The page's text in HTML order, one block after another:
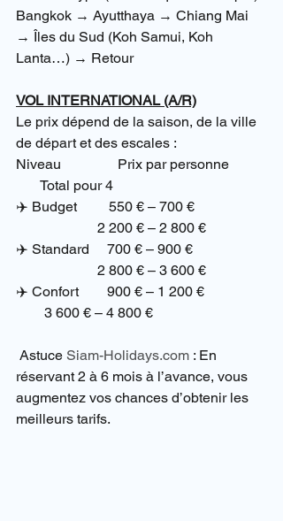
Bangkok → Ayutthaya → Chiang Mai
→ Îles du Sud (Koh Samui, Koh
Lanta…) → Retour
VOL INTERNATIONAL (A/R)
Le prix dépend de la saison, de la ville
de départ et des escales :
Niveau                Prix par personne
Total pour 4
✈️ Budget         550 € – 700 €
2 200 € – 2 800 €
✈️ Standard     700 € – 900 €
2 800 € – 3 600 €
✈️ Confort        900 € – 1 200 €
3 600 € – 4 800 €
Astuce Siam-Holidays.com : En
réservant 2 à 6 mois à l’avance, vous
augmentez vos chances d’obtenir les
meilleurs tarifs.